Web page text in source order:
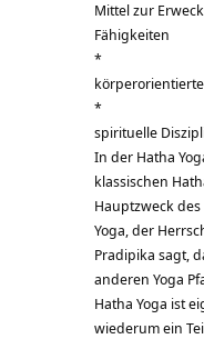
Mittel zur
Fähigkeiten
*
*
spirituelle
In der Hatha
klassischen
Hauptzweck
Yoga, der
Pradipika sagt,
anderen Yoga
Hatha Yoga ist
wiederum ein